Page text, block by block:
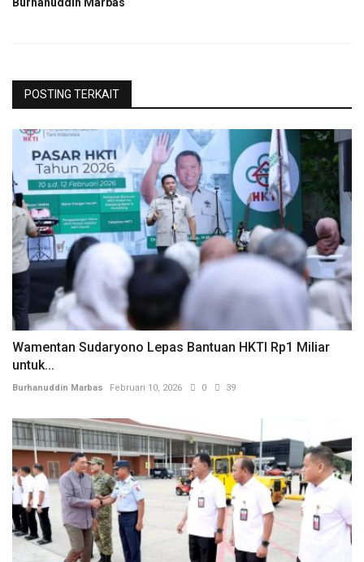
POSTING TERKAIT
Wamentan Sudaryono Lepas Bantuan HKTI Rp1 Miliar
untuk...
Burhanuddin Marbas Februari 10, 2026 0 39